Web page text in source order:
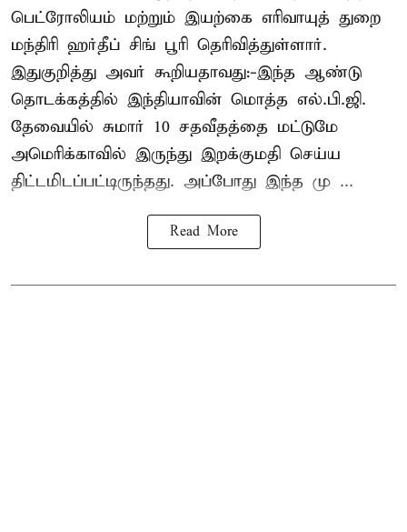
பெட்ரோலியம் மற்றும் இயற்கை எரிவாயுத் துறை
மந்திரி ஹர்தீப் சிங் பூரி தெரிவித்துள்ளார்.
இதுகுறித்து அவர் கூறியதாவது:-இந்த ஆண்டு
தொடக்கத்தில் இந்தியாவின் மொத்த எல்.பி.ஜி.
தேவையில் சுமார் 10 சதவீதத்தை மட்டுமே
அமெரிக்காவில் இருந்து இறக்குமதி செய்ய
திட்டமிடப்பட்டிருந்தது. அப்போது இந்த மு ...
Read More